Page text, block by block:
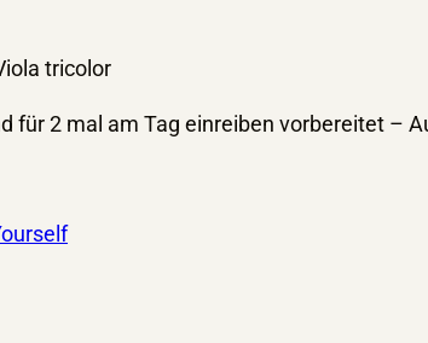
tricolor
für 2 mal am Tag einreiben vorbereitet –